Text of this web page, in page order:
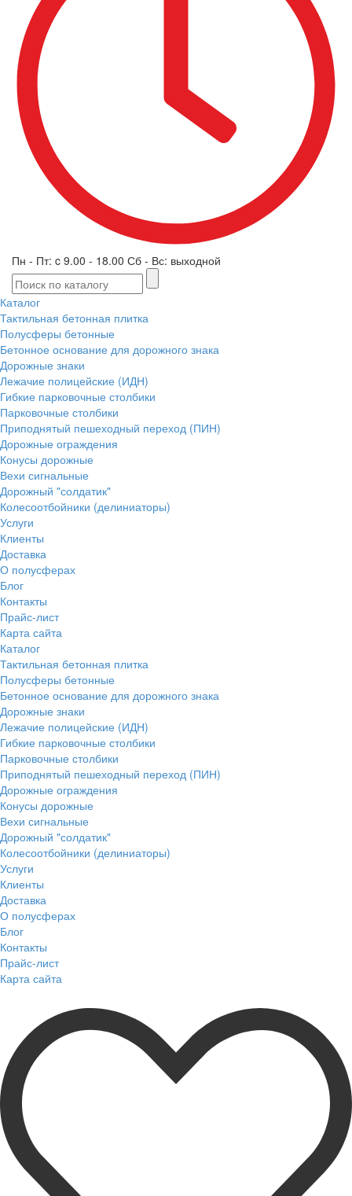
Пн - Пт: c 9.00 - 18.00 Сб - Вс: выходной
Каталог
Тактильная бетонная плитка
Полусферы бетонные
Бетонное основание для дорожного знака
Дорожные знаки
Лежачие полицейские (ИДН)
Гибкие парковочные столбики
Парковочные столбики
Приподнятый пешеходный переход (ПИН)
Дорожные ограждения
Конусы дорожные
Вехи сигнальные
Дорожный "солдатик"
Колесоотбойники (делиниаторы)
Услуги
Клиенты
Доставка
О полусферах
Блог
Контакты
Прайс-лист
Карта сайта
Каталог
Тактильная бетонная плитка
Полусферы бетонные
Бетонное основание для дорожного знака
Дорожные знаки
Лежачие полицейские (ИДН)
Гибкие парковочные столбики
Парковочные столбики
Приподнятый пешеходный переход (ПИН)
Дорожные ограждения
Конусы дорожные
Вехи сигнальные
Дорожный "солдатик"
Колесоотбойники (делиниаторы)
Услуги
Клиенты
Доставка
О полусферах
Блог
Контакты
Прайс-лист
Карта сайта